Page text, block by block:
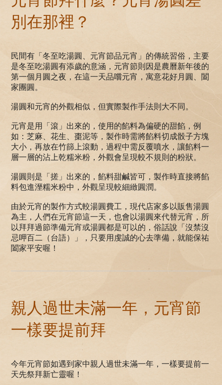
別在那裡？
民間有「冬至吃湯圓、元宵節品元宵」的傳統習俗，主要
是冬至吃湯圓有添歲的意涵，元宵節則因是農曆新年後的
第一個月圓之夜，在這一天品嚐元宵，寓意花好月圓、闔
家團圓。
湯圓和元宵的外觀相似，但實際製作手法則大不同。
元宵是用「滾」出來的，使用的餡料為偏硬的甜餡，例
如：芝麻、花生、棗泥等，製作時需將餡料切成骰子方塊
大小，再放在竹篩上滾動，過程中需反覆噴水，讓餡料一
層一層的沾上乾糯米粉，外觀會呈現較不規則的粉狀。
湯圓則是「搓」出來的，餡料甜鹹皆可，製作時直接將餡
料包進溼糯米粉中，外觀呈現較細緻圓潤。
由於元宵的製作方式較湯圓費工，現代店家多以販售湯圓
為主，人們在元宵節這一天，也會以湯圓來代替元宵，所
以拜拜過節準備元宵或湯圓都是可以的，俗話說「沒禁沒
忌呷百二（台語）」，只要用虔誠的心去準備，就能保祐
闔家平安喔！
親人過世未滿一年，元宵節
一樣要提前拜
今年元宵節如遇到家中親人過世未滿一年，一樣要提前一
天先祭拜新亡靈喔！